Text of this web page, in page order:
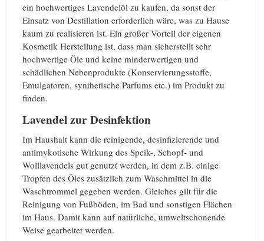
ein hochwertiges Lavendelöl zu kaufen, da sonst der
Einsatz von Destillation erforderlich wäre, was zu Hause
kaum zu realisieren ist. Ein großer Vorteil der eigenen
Kosmetik Herstellung ist, dass man sicherstellt sehr
hochwertige Öle und keine minderwertigen und
schädlichen Nebenprodukte (Konservierungsstoffe,
Emulgatoren, synthetische Parfums etc.) im Produkt zu
finden.
Lavendel zur Desinfektion
Im Haushalt kann die reinigende, desinfizierende und
antimykotische Wirkung des Speik-, Schopf- und
Wolllavendels gut genutzt werden, in dem z.B. einige
Tropfen des Öles zusätzlich zum Waschmittel in die
Waschtrommel gegeben werden. Gleiches gilt für die
Reinigung von Fußböden, im Bad und sonstigen Flächen
im Haus. Damit kann auf natürliche, umweltschonende
Weise gearbeitet werden.